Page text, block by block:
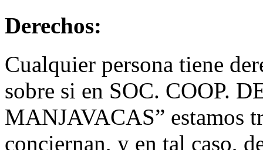
Derechos:
Cualquier persona tiene
sobre si en SOC. COOP.
MANJAVACAS” estamos
conciernan, y en tal caso,